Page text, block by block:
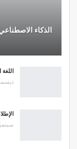
ديسمبر 25,
سبتمبر 17,